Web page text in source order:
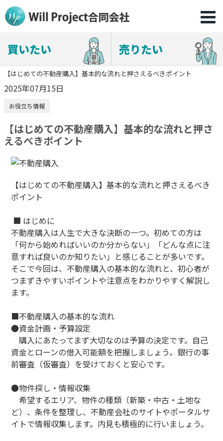
買いたい 売りたい
【はじめての不動産購入】基本的な流れと押さえるべきポイント
2025年07月15日
お役立ち情報
【はじめての不動産購入】基本的な流れと押さ
えるべきポイント
【はじめての不動産購入】基本的な流れと押さえるべき
ポイント
■ はじめに
不動産購入は人生で大きな決断の一つ。初めての方は
「何から始めればいいのか分からない」「どんな点に注
意すれば良いのか知りたい」と感じることが多いです。
そこで今回は、不動産購入の基本的な流れと、初心者が
つまずきやすいポイントや注意点をわかりやすく解説し
ます。
■不動産購入の基本的な流れ
●資金計画・予算設定
購入にあたってまず大切なのは予算の決定です。自己
資金とローンの借入可能額を把握しましょう。銀行の事
前審査（仮審査）を受けておくと安心です。
●物件探し・情報収集
希望するエリア、物件の種類（新築・中古・土地な
ど）、条件を整理し、不動産会社のサイトやポータルサ
イトで情報収集します。内見も積極的に行いましょう。